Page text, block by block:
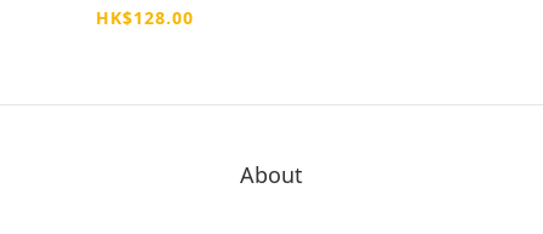
HK$128.00
About